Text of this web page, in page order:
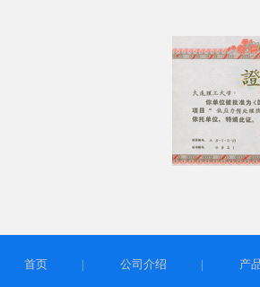
首页 公司介绍 产